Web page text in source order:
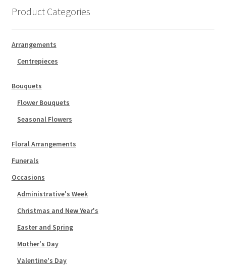
Product Categories
Arrangements
Centrepieces
Bouquets
Flower Bouquets
Seasonal Flowers
Floral Arrangements
Funerals
Occasions
Administrative's Week
Christmas and New Year's
Easter and Spring
Mother's Day
Valentine's Day